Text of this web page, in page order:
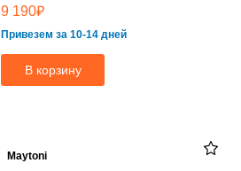
9 190₽
Привезем за 10-14 дней
В корзину
Maytoni